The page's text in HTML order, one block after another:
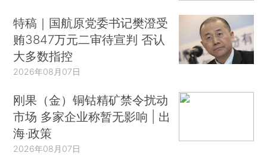
特稿｜国航原党委书记樊澄受
贿3847万元二审待宣判 否认
大多数指控
2026年08月07日
刚果（金）铜钴精矿禁令扰动
市场 多家企业称暂无影响 | 出
海·政策
2026年08月07日